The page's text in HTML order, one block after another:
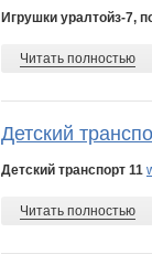
Игрушки уралтойз-7,
Читать полностью
Детский
Детский транспорт 11
Читать полностью